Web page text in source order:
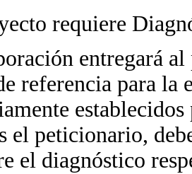
requiere
entregará
referencia para la
el peticionario,
el diagnóstico